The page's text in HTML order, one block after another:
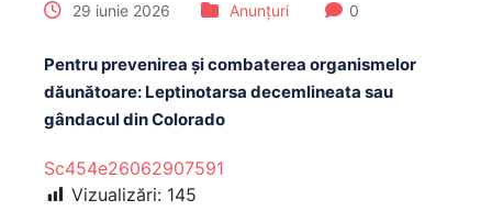
29 iunie 2026 Anunțuri 0
Pentru prevenirea și combaterea organismelor
dăunătoare: Leptinotarsa decemlineata sau
gândacul din Colorado
Sc454e26062907591
Vizualizări: 145